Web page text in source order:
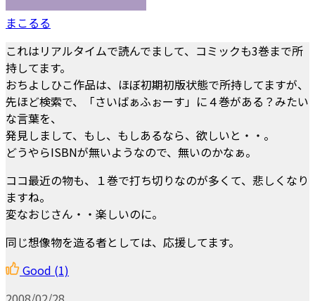
まこるる
これはリアルタイムで読んでまして、コミックも3巻まで所
持してます。
おちよしひこ作品は、ほぼ初期初版状態で所持してますが、
先ほど検索で、「さいばぁふぉーす」に４巻がある？みたい
な言葉を、
発見しまして、もし、もしあるなら、欲しいと・・。
どうやらISBNが無いようなので、無いのかなぁ。
ココ最近の物も、１巻で打ち切りなのが多くて、悲しくなり
ますね。
変なおじさん・・楽しいのに。
同じ想像物を造る者としては、応援してます。
Good (1)